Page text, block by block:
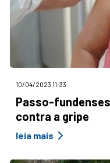
10/04/2023 11:33
Passo-
contra a gripe
leia mais